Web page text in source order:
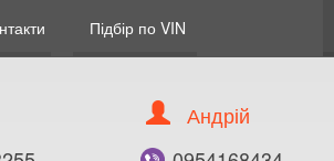
Підбір по VIN
Андрій